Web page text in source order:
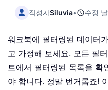
작성자Siluvia• 수정
워크북에 필터링된 데이터
고 가정해 보세요. 모든 필
트에서 필터링된 목록을 확
야 합니다. 정말 번거롭죠!